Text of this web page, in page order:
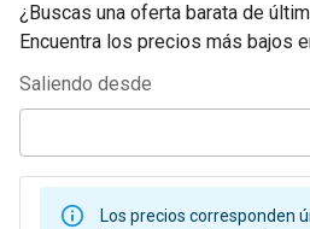
¿Buscas una oferta barata de
Encuentra los precios más bajos
Saliendo desde
Los precios corresponden